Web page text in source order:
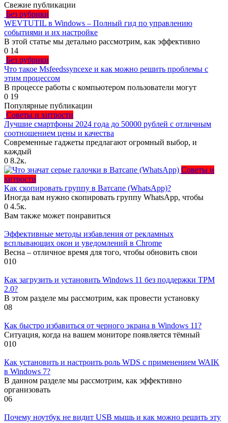
Свежие публикации
Без рубрики
WEVTUTIL в Windows – Полный гид по управлению
событиями и их настройке
В этой статье мы детально рассмотрим, как эффективно
0 14
Без рубрики
Что такое Msfeedssyncexe и как можно решить проблемы с
этим процессом
В процессе работы с компьютером пользователи могут
0 19
Популярные публикации
Советы и хитрости
Лучшие смартфоны 2024 года до 50000 рублей с отличным
соотношением цены и качества
Современные гаджеты предлагают огромный выбор, и
каждый
0 8.2к.
Советы и
хитрости
Как скопировать группу в Ватсапе (WhatsApp)?
Иногда вам нужно скопировать группу WhatsApp, чтобы
0 4.5к.
Вам также может понравиться
Эффективные методы избавления от рекламных
всплывающих окон и уведомлений в Chrome
Весна – отличное время для того, чтобы обновить свои
010
Как загрузить и установить Windows 11 без поддержки TPM
2.0?
В этом разделе мы рассмотрим, как провести установку
08
Как быстро избавиться от черного экрана в Windows 11?
Ситуация, когда на вашем мониторе появляется тёмный
010
Как установить и настроить роль WDS с применением WAIK
в Windows 7?
В данном разделе мы рассмотрим, как эффективно
организовать
06
Почему ноутбук не видит USB мышь и как можно решить эту